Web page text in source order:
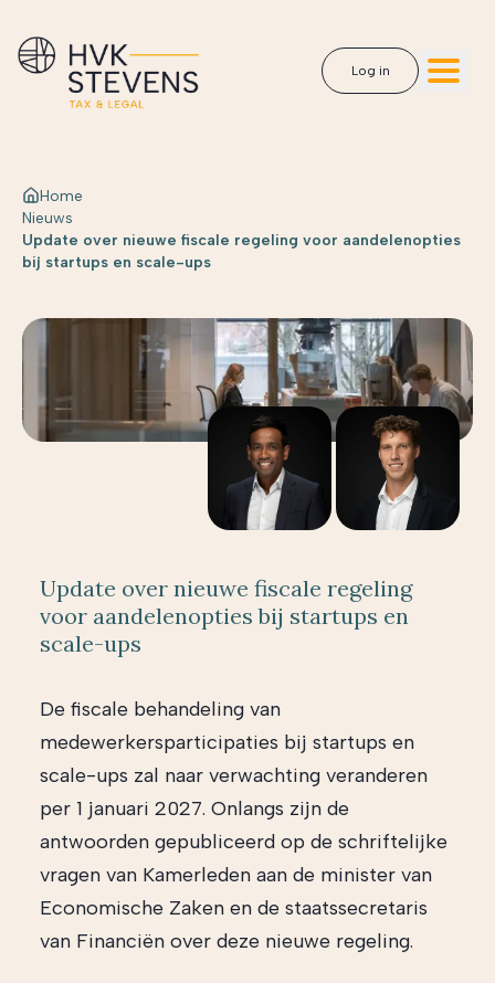
Log in
Home
Nieuws
Update over nieuwe fiscale regeling voor aandelenopties
bij startups en scale-ups
Update over nieuwe fiscale regeling
voor aandelenopties bij startups en
scale-ups
De fiscale behandeling van
medewerkersparticipaties bij startups en
scale-ups zal naar verwachting veranderen
per 1 januari 2027. Onlangs zijn de
antwoorden gepubliceerd op de schriftelijke
vragen van Kamerleden aan de minister van
Economische Zaken en de staatssecretaris
van Financiën over deze nieuwe regeling.